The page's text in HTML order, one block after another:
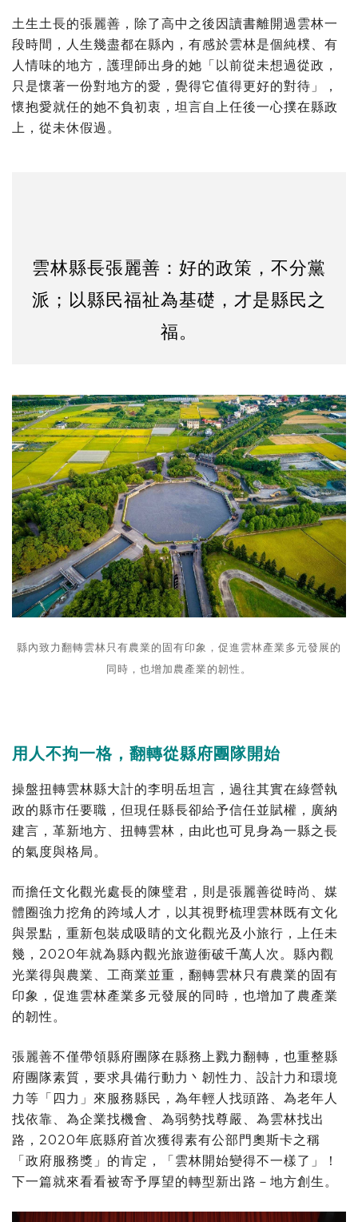
土生土長的張麗善，除了高中之後因讀書離開過雲林一
段時間，人生幾盡都在縣內，有感於雲林是個純樸、有
人情味的地方，護理師出身的她「以前從未想過從政，
只是懷著一份對地方的愛，覺得它值得更好的對待」，
懷抱愛就任的她不負初衷，坦言自上任後一心撲在縣政
上，從未休假過。
雲林縣長張麗善：好的政策，不分黨
派；以縣民福祉為基礎，才是縣民之
福。
縣內致力翻轉雲林只有農業的固有印象，促進雲林產業多元發展的
同時，也增加農產業的韌性。
用人不拘一格，翻轉從縣府團隊開始
操盤扭轉雲林縣大計的李明岳坦言，過往其實在綠營執
政的縣市任要職，但現任縣長卻給予信任並賦權，廣納
建言，革新地方、扭轉雲林，由此也可見身為一縣之長
的氣度與格局。
而擔任文化觀光處長的陳璧君，則是張麗善從時尚、媒
體圈強力挖角的跨域人才，以其視野梳理雲林既有文化
與景點，重新包裝成吸睛的文化觀光及小旅行，上任未
幾，2020年就為縣內觀光旅遊衝破千萬人次。縣內觀
光業得與農業、工商業並重，翻轉雲林只有農業的固有
印象，促進雲林產業多元發展的同時，也增加了農產業
的韌性。
張麗善不僅帶領縣府團隊在縣務上戮力翻轉，也重整縣
府團隊素質，要求具備行動力丶韌性力、設計力和環境
力等「四力」來服務縣民，為年輕人找頭路、為老年人
找依靠、為企業找機會、為弱勢找尊嚴、為雲林找出
路，2020年底縣府首次獲得素有公部門奧斯卡之稱
「政府服務獎」的肯定，「雲林開始變得不一樣了」！
下一篇就來看看被寄予厚望的轉型新出路－地方創生。